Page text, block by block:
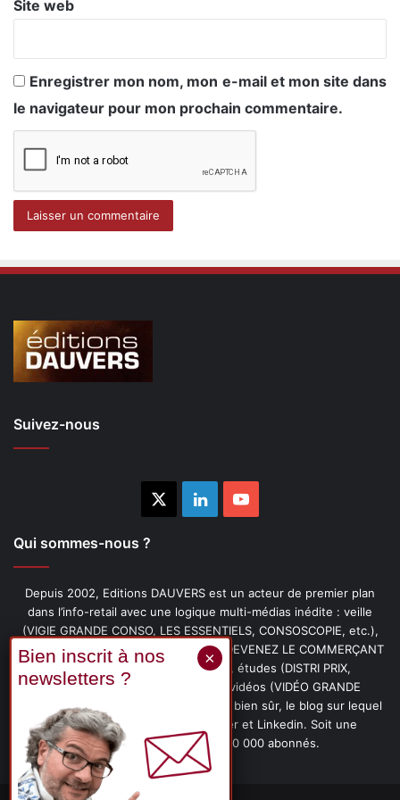
Site web
Enregistrer mon nom, mon e-mail et mon site dans
le navigateur pour mon prochain commentaire.
Suivez-nous
LinkedinYouTube
Qui sommes-nous ?
Depuis 2002, Editions DAUVERS est un acteur de premier plan
dans l’info-retail avec une logique multi-médias inédite : veille
(VIGIE GRANDE CONSO, LES ESSENTIELS, CONSOSCOPIE, etc.),
livres (PENSER-CLIENT, IMAGE-PRIX, DEVENEZ LE COMMERÇANT
PRÉFÉRÉ DE VOS CLIENTS, etc.), études (DISTRI PRIX,
PROMOFLASH, DRIVE INSIGHTS), vidéos (VIDÉO GRANDE
CONSO), podcasts (CAFÉ CONSO) et, bien sûr, le blog sur lequel
vous êtes, ainsi que les fils Twitter et Linkedin. Soit une
communauté de plus de 150 000 abonnés.